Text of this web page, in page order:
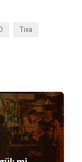
Tixa